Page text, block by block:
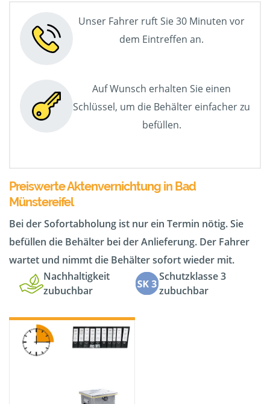
Unser Fahrer ruft Sie 30 Minuten vor
dem Eintreffen an.
Auf Wunsch erhalten Sie einen
Schlüssel, um die Behälter einfacher zu
befüllen.
Preiswerte Aktenvernichtung in Bad
Münstereifel
Bei der Sofortabholung ist nur ein Termin nötig. Sie
befüllen die Behälter bei der Anlieferung. Der Fahrer
wartet und nimmt die Behälter sofort wieder mit.
Nachhaltigkeit
zubuchbar
Schutzklasse 3
zubuchbar